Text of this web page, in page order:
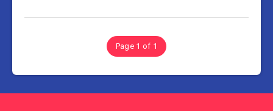
Page 1 of 1